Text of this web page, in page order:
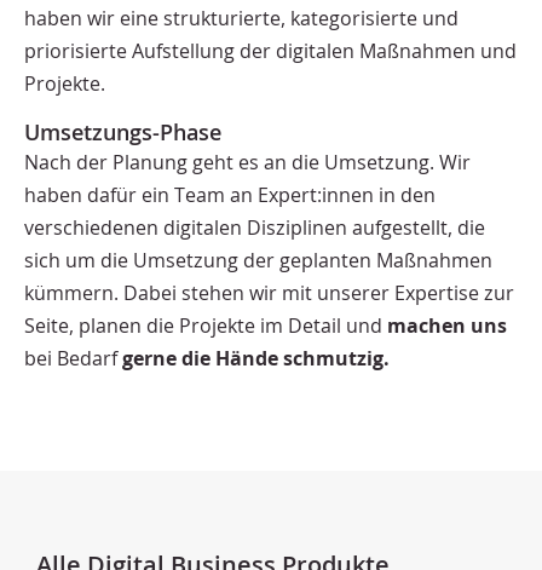
haben wir eine strukturierte, kategorisierte und
priorisierte Aufstellung der digitalen Maßnahmen und
Projekte.
Umsetzungs-Phase
Nach der Planung geht es an die Umsetzung. Wir
haben dafür ein Team an Expert:innen in den
verschiedenen digitalen Disziplinen aufgestellt, die
sich um die Umsetzung der geplanten Maßnahmen
kümmern. Dabei stehen wir mit unserer Expertise zur
Seite, planen die Projekte im Detail und machen uns
bei Bedarfgerne die Hände schmutzig.